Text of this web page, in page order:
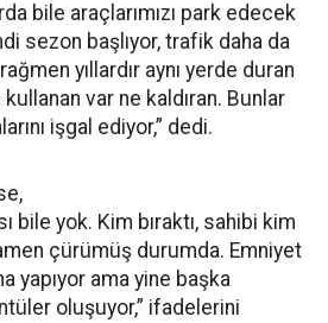
bile araçlarımızı park edecek
sezon başlıyor, trafik daha da
yıllardır aynı yerde duran
var ne kaldıran. Bunlar
işgal ediyor,” dedi.
bile yok. Kim bıraktı, sahibi kim
çürümüş durumda. Emniyet
yapıyor ama yine başka
oluşuyor,” ifadelerini